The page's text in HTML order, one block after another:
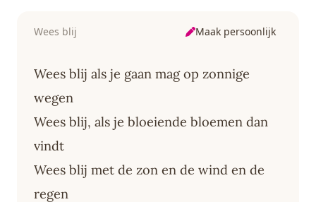
Wees blij Maak persoonlijk
Wees blij als je gaan mag op zonnige
wegen
Wees blij, als je bloeiende bloemen dan
vindt
Wees blij met de zon en de wind en de
regen